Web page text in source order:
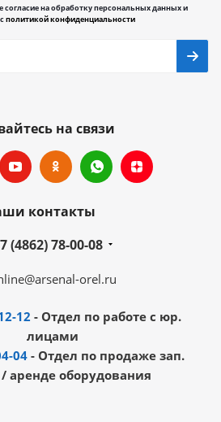
на обработку персональных данных и
политикой конфиденциальности
на связи
контакты
(4862) 78-00-08
orel.ru
12 - Отдел по работе с юр.
лицами
04 - Отдел по продаже зап.
аренде оборудования